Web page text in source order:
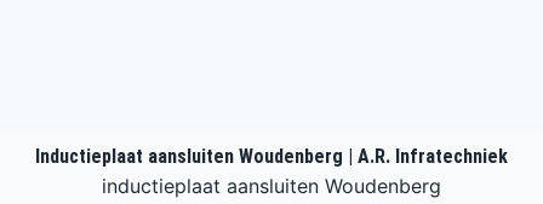
Inductieplaat aansluiten Woudenberg | A.R. Infratechniek
inductieplaat aansluiten Woudenberg